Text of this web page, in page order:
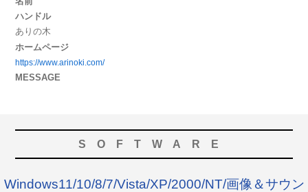
ハンドル
ありの木
ホームページ
https://www.arinoki.com/
MESSAGE
SOFTWARE
Windows11/10/8/7/Vista/XP/2000/NT/画像＆サウン